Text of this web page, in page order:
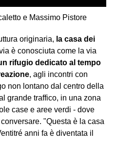
e Massimo Pistore
originaria, la casa dei
è conosciuta come la via
rifugio dedicato al tempo
, agli incontri con
non lontano dal centro della
grande traffico, in una zona
case e aree verdi - dove
"Questa è la casa
anni fa è diventata il